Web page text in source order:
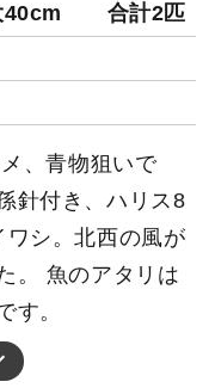
40cm 合計2匹
、青物狙いで
針付き、ハリス8
ワシ。北西の風が
。 魚のアタリは
す。